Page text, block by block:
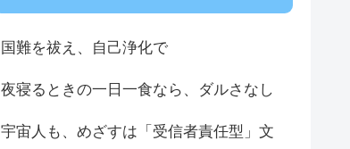
国難を祓え、自己浄化で
夜寝るときの一日一食なら、ダルさなし
宇宙人も、めざすは「受信者責任型」文